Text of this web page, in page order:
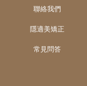
聯絡我們
隱適美矯正
常見問答